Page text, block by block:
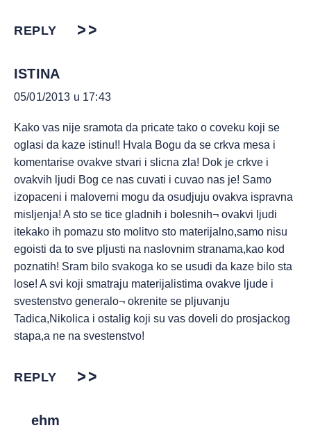
REPLY
ISTINA
05/01/2013 u 17:43
Kako vas nije sramota da pricate tako o coveku koji se
oglasi da kaze istinu!! Hvala Bogu da se crkva mesa i
komentarise ovakve stvari i slicna zla! Dok je crkve i
ovakvih ljudi Bog ce nas cuvati i cuvao nas je! Samo
izopaceni i maloverni mogu da osudjuju ovakva ispravna
misljenja! A sto se tice gladnih i bolesnih¬ ovakvi ljudi
itekako ih pomazu sto molitvo sto materijalno,samo nisu
egoisti da to sve pljusti na naslovnim stranama,kao kod
poznatih! Sram bilo svakoga ko se usudi da kaze bilo sta
lose! A svi koji smatraju materijalistima ovakve ljude i
svestenstvo generalo¬ okrenite se pljuvanju
Tadica,Nikolica i ostalig koji su vas doveli do prosjackog
stapa,a ne na svestenstvo!
REPLY
ehm